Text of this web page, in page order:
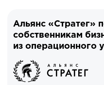
Альянс «Стратег»
собственникам
из операционного